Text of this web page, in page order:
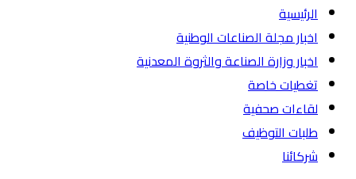
الرئيسية
اخبار مجلة الصناعات الوطنية
اخبار وزارة الصناعة والثروة المعدنية
تغطيات خاصة
لقاءات صحفية
طلبات التوظيف
شركائنا